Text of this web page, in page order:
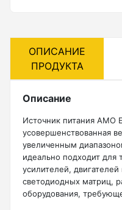
ОПИСАНИЕ
ПРОДУКТА
Описание
Источник питания AMO
усовершенствованная
увеличенным
идеально подходит
усилителей, двигателей
светодиодных матриц,
оборудования,
Показать еще
Мотобуры
Аксессуары для
Мотобуры
Шнек